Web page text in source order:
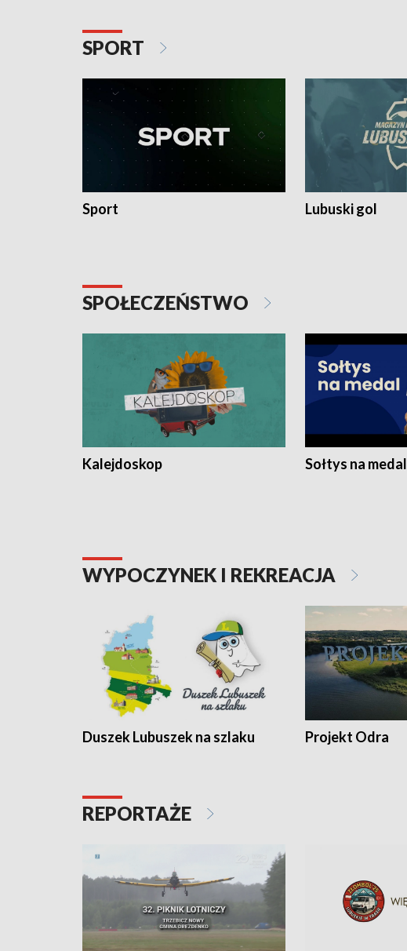
SPORT
Sport Lubuski gol
SPOŁECZEŃSTWO
Kalejdoskop Sołtys na medal
WYPOCZYNEK I REKREACJA
Duszek Lubuszek na szlaku Projekt Odra
REPORTAŻE